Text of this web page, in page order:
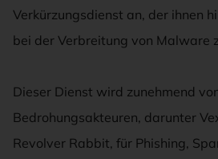
Verkürzungsdienst an, der ihnen
bei der Verbreitung von Malware
Dieser Dienst wird zunehmend
Bedrohungsakteuren, darunter
Revolver Rabbit, für Phishing,